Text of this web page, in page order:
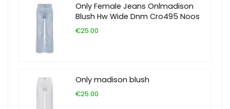
Only Female Jeans Onlmadison
Blush Hw Wide Dnm Cro495 Noos
€25.00
Only madison blush
€25.00